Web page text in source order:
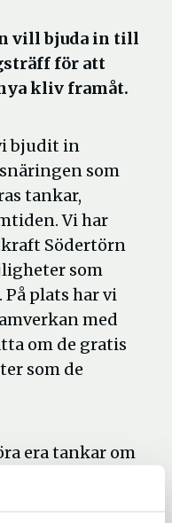
vill bjuda in till
för att
kliv framåt.
bjudit in
som
tankar,
Vi har
Södertörn
som
plats har vi
med
om de gratis
som de
era tankar om
oss och vår
dialog, mer